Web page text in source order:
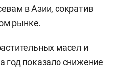
в Азии, сократив
рынке.
масел и
год показало снижение